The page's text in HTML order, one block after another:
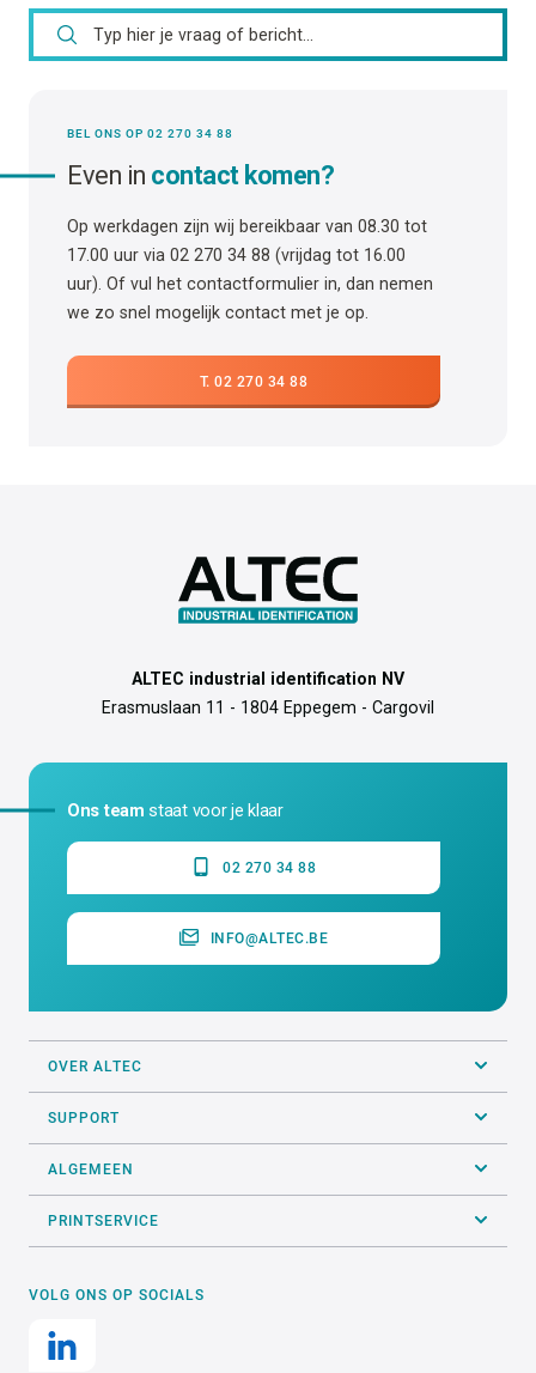
BEL ONS OP 02 270 34 88
Even in contact komen?
Op werkdagen zijn wij bereikbaar van 08.30 tot
17.00 uur via 02 270 34 88 (vrijdag tot 16.00
uur). Of vul het contactformulier in, dan nemen
we zo snel mogelijk contact met je op.
T. 02 270 34 88
ALTEC industrial identification NV
Erasmuslaan 11 - 1804 Eppegem - Cargovil
Ons team staat voor je klaar
02 270 34 88
INFO@ALTEC.BE
OVER ALTEC
SUPPORT
ALGEMEEN
PRINTSERVICE
VOLG ONS OP SOCIALS